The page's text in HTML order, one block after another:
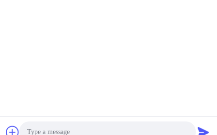
2026 Wuxi Grace Environmental Technology CO,.LTD Все права